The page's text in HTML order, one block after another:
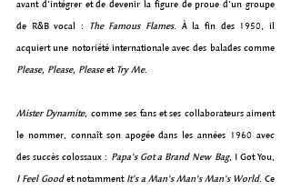
avant d'intégrer et de devenir la figure de proue d'un groupe
de R&B vocal : The Famous Flames. À la fin des 1950, il
Please, Please, Please et Try Me.
Mister Dynamite, comme ses fans et ses collaborateurs aiment
le nommer, connaît son apogée dans les années 1960 avec
des succès colossaux : Papa's Got a Brand New Bag
I Feel Good et notamment It’s a Man's Man's Man's World. Ce